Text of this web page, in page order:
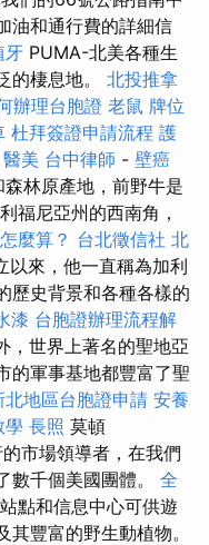
油和通行費的詳細信
牙 PUMA-北美各種生
的棲息地。 北投推拿
辦理台胞證 老鼠 牌位
杜拜簽證申請流程 護
醫美 台中律師 - 壁癌
林原產地，前野牛是
福尼亞州的西南角，
麼算？ 台北徵信社 北
以來，他一直稱為加利
歷史背景和各種各樣的
漆 台胞證辦理流程解
，世界上著名的聖地亞
的軍事基地都豐富了聖
北地區台胞證申請 安養
學 長照 莫頓
市場領導者，在我們
數千個美國團體。 全
點和信息中心可供遊
豐富的野生動植物。